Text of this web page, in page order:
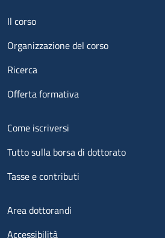
Menu footer 1
Il corso
Organizzazione del corso
Ricerca
Offerta formativa
Menu footer 2
Come iscriversi
Tutto sulla borsa di dottorato
Tasse e contributi
Menu footer 3
Area dottorandi
Accessibilità